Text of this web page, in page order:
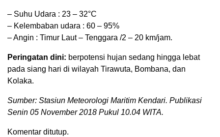
– Suhu Udara : 23 – 32°C
– Kelembaban udara : 60 – 95%
– Angin : Timur Laut – Tenggara /2 – 20 km/jam.
Peringatan dini: berpotensi hujan sedang hingga lebat
pada siang hari di wilayah Tirawuta, Bombana, dan
Kolaka.
Sumber: Stasiun Meteorologi Maritim Kendari. Publikasi
Senin 05 November 2018 Pukul 10.04 WITA.
Komentar ditutup.